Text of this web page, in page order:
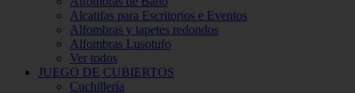
Alcatifas para Escritorios e Eventos
Alfombras y tapetes redondos
Alfombras Lusotufo
Ver todos
JUEGO DE CUBIERTOS
Cuchillería